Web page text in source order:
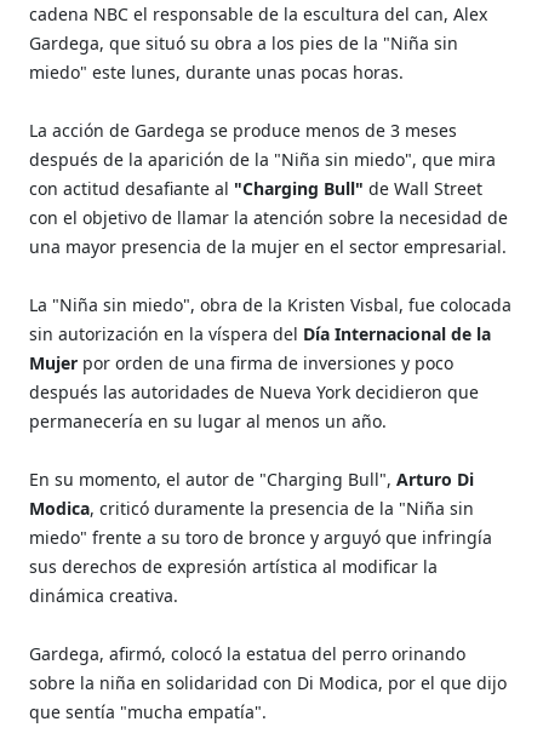
cadena NBC el responsable de la escultura del can, Alex
Gardega, que situó su obra a los pies de la "Niña sin
miedo" este lunes, durante unas pocas horas.
La acción de Gardega se produce menos de 3 meses
después de la aparición de la "Niña sin miedo", que mira
con actitud desafiante al "Charging Bull"de Wall Street
con el objetivo de llamar la atención sobre la necesidad de
una mayor presencia de la mujer en el sector empresarial.
La "Niña sin miedo", obra de la Kristen Visbal, fue colocada
sin autorización en la víspera del Día Internacional de la
Mujer por orden de una firma de inversiones y poco
después las autoridades de Nueva York decidieron que
permanecería en su lugar al menos un año.
En su momento, el autor de "Charging Bull", Arturo Di
Modica, criticó duramente la presencia de la "Niña sin
miedo" frente a su toro de bronce y arguyó que infringía
sus derechos de expresión artística al modificar la
dinámica creativa.
Gardega, afirmó, colocó la estatua del perro orinando
sobre la niña en solidaridad con Di Modica, por el que dijo
que sentía "mucha empatía".